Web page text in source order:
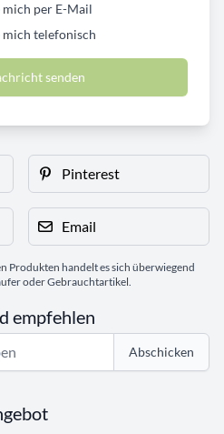
per E-Mail
telefonisch
senden
Pinterest
Email
Produkten handelt es sich überwiegend
oder Gebrauchtartikel.
empfehlen
Abschicken